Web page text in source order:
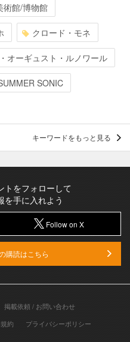
術館/博物館
クロード・モネ
オーギュスト・ルノワール
SONIC
キーワードをもっと見る
トをフォローして
を手に入れよう
Follow on X
購読はこちら
掲載依頼 / お問い合わせ
約 プライバシーポリシー